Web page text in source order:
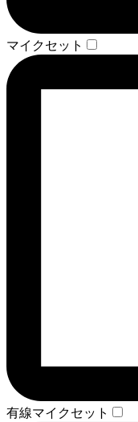
マイクセット
有線マイクセット